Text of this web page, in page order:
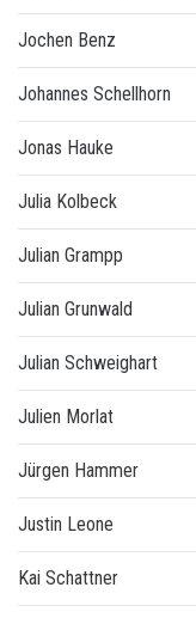
Jochen Benz
Johannes Schellhorn
Jonas Hauke
Julia Kolbeck
Julian Grampp
Julian Grunwald
Julian Schweighart
Julien Morlat
Jürgen Hammer
Justin Leone
Kai Schattner